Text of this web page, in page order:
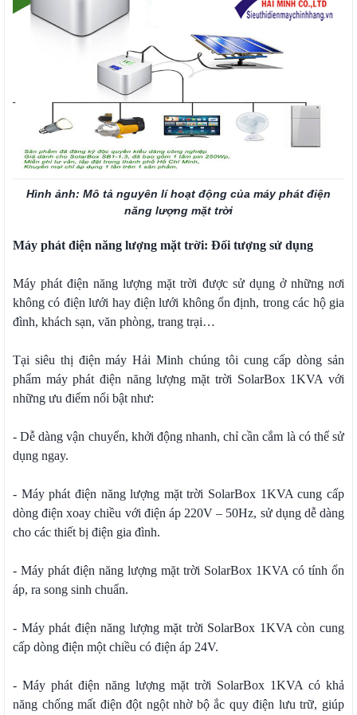
Hình ảnh: Mô tả nguyên lí hoạt động của máy phát điện
năng lượng mặt trời
Máy phát điện năng lượng mặt trời: Đối tượng sử dụng
Máy phát điện năng lượng mặt trời được sử dụng ở những nơi
không có điện lưới hay điện lưới không ổn định, trong các hộ gia
đình, khách sạn, văn phòng, trang trại…
Tại siêu thị điện máy Hải Minh chúng tôi cung cấp dòng sản
phẩm máy phát điện năng lượng mặt trời SolarBox 1KVA với
những ưu điểm nổi bật như:
- Dễ dàng vận chuyển, khởi động nhanh, chỉ cần cắm là có thể sử
dụng ngay.
- Máy phát điện năng lượng mặt trời SolarBox 1KVA cung cấp
dòng điện xoay chiều với điện áp 220V – 50Hz, sử dụng dễ dàng
cho các thiết bị điện gia đình.
- Máy phát điện năng lượng mặt trời SolarBox 1KVA có tính ổn
áp, ra song sinh chuẩn.
- Máy phát điện năng lượng mặt trời SolarBox 1KVA còn cung
cấp dòng điện một chiều có điện áp 24V.
- Máy phát điện năng lượng mặt trời SolarBox 1KVA có khả
năng chống mất điện đột ngột nhờ bộ ắc quy điện lưu trữ, giúp